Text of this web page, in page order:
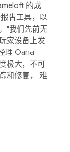
的成
告工具，以
"我们先前无
家设备上发
理 Oana
极大，不可
和修复， 难